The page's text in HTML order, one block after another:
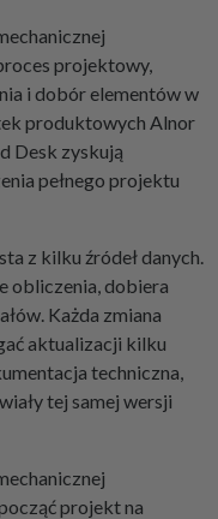
projektowy,
i dobór elementów w
produktowych Alnor
Desk zyskują
pełnego projektu
z kilku źródeł danych.
obliczenia, dobiera
Każda zmiana
aktualizacji kilku
techniczna,
tej samej wersji
projekt na